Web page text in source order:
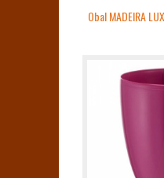
Obal MADEIRA